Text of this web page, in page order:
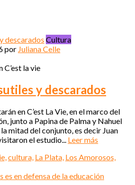
Cultura
por Juliana Celle
C’est la vie
y descarados
en C’est La Vie, en el marco del
junto a Papina de Palma y Nahuel
mitad del conjunto, es decir Juan
el estudio... Leer más
cultura, La Plata, Los Amorosos,